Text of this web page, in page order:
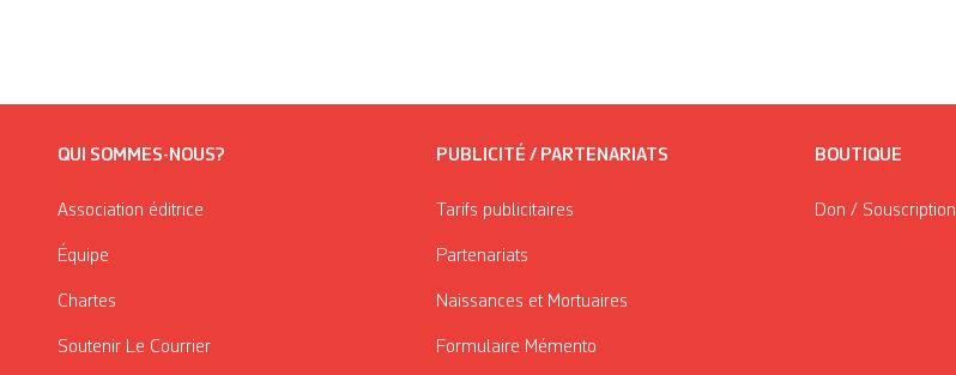
QUI SOMMES-NOUS?
Association éditrice
Équipe
Chartes
Soutenir Le Courrier
PUBLICITÉ / PARTENARIATS
Tarifs publicitaires
Partenariats
Naissances et Mortuaires
Formulaire Mémento
BOUTIQUE
Don / Souscription